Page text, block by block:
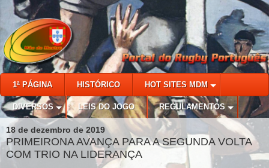
1ª PÁGINA HISTÓRICO HOT SITES MDM
DIVERSOS LEIS DO JOGO REGULAMENTOS
18 de dezembro de 2019
PRIMEIRONA AVANÇA PARA A SEGUNDA VOLTA
COM TRIO NA LIDERANÇA